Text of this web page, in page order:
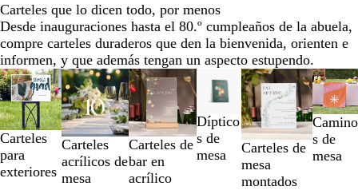
o
Carteles que lo dicen todo, por menos
Desde inauguraciones hasta el 80.º cumpleaños de la abuela,
compre carteles duraderos que den la bienvenida, orienten e
informen, y que además tengan un aspecto estupendo.
Nuevo bajo precio
Carteles
para
exteriores
Carteles
acrílicos de
mesa
Carteles de
bar en
acrílico
Díptico
s de
mesa
Carteles de
mesa
montados
Nuevo
Camino
s de
mesa
Diapositivas
de
la
1
a
la
2